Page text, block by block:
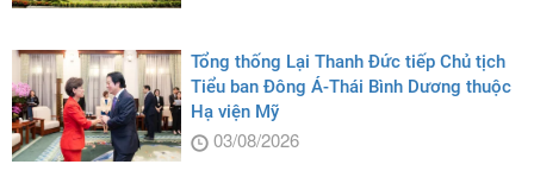
Tổng thống Lại Thanh Đức tiếp Chủ tịch
Tiểu ban Đông Á-Thái Bình Dương thuộc
Hạ viện Mỹ
03/08/2026